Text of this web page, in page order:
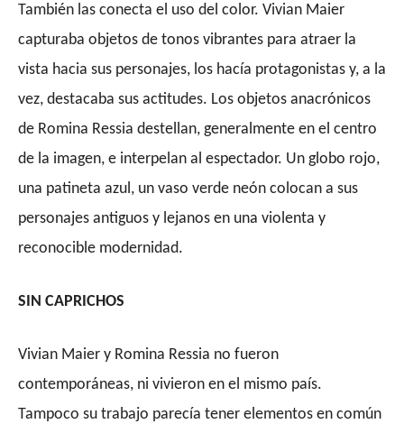
También las conecta el uso del color. Vivian Maier
capturaba objetos de tonos vibrantes para atraer la
vista hacia sus personajes, los hacía protagonistas y, a la
vez, destacaba sus actitudes. Los objetos anacrónicos
de Romina Ressia destellan, generalmente en el centro
de la imagen, e interpelan al espectador. Un globo rojo,
una patineta azul, un vaso verde neón colocan a sus
personajes antiguos y lejanos en una violenta y
reconocible modernidad.
SIN CAPRICHOS
Vivian Maier y Romina Ressia no fueron
contemporáneas, ni vivieron en el mismo país.
Tampoco su trabajo parecía tener elementos en común